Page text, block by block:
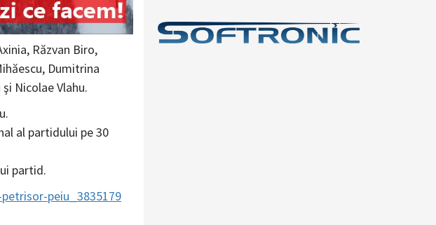
Răzvan Biro,
Dumitrina
Nicolae Vlahu.
al partidului pe 30
partid.
peiu_3835179